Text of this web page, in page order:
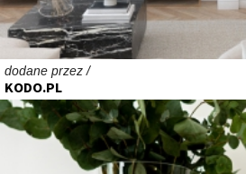
dodane przez /
KODO.PL